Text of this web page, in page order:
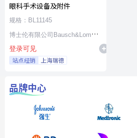
眼科手术设备及附件
规格：BL11145
博士伦有限公司Bausch&Lomb
Incorporated
登录可见
站点经销 上海瑞德
品牌中心